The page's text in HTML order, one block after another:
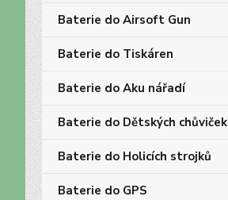
Baterie do Airsoft Gun
Baterie do Tiskáren
Baterie do Aku nářadí
Baterie do Dětských chůviček
Baterie do Holicích strojků
Baterie do GPS